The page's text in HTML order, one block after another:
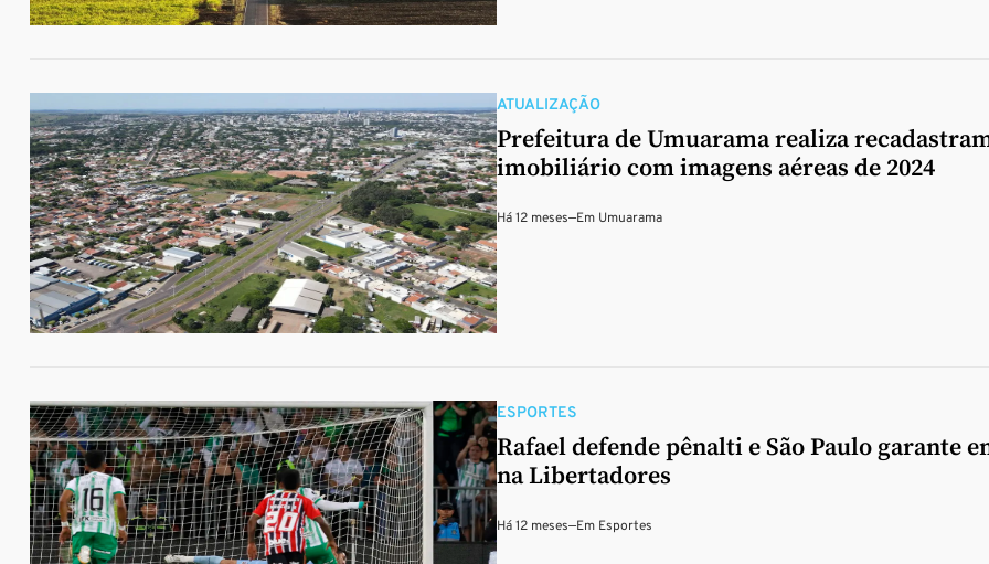
ATUALIZAÇÃO
Prefeitura de Umuarama realiza
imobiliário com imagens aéreas de 2024
Há 12 meses—Em Umuarama
ESPORTES
Rafael defende pênalti e São Paulo garante
na Libertadores
Há 12 meses—Em Esportes